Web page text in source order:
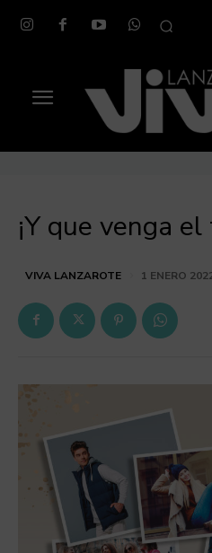
¡Y que venga
VIVA LANZAROTE 1 ENERO